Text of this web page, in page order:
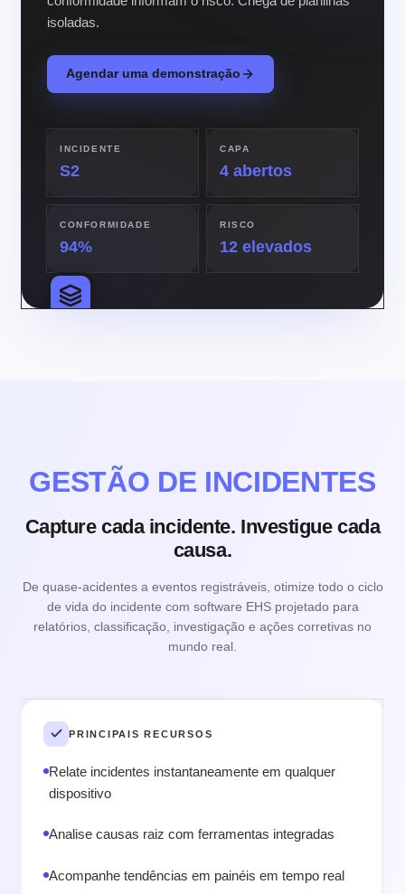
isoladas.
Agendar uma demonstração
INCIDENTE
S2
CAPA
4 abertos
CONFORMIDADE
94%
RISCO
12 elevados
GESTÃO DE INCIDENTES
Capture cada incidente. Investigue cada
causa.
De quase-acidentes a eventos registráveis, otimize todo o ciclo
de vida do incidente com software EHS projetado para
relatórios, classificação, investigação e ações corretivas no
mundo real.
PRINCIPAIS RECURSOS
Relate incidentes instantaneamente em qualquer
dispositivo
Analise causas raiz com ferramentas integradas
Acompanhe tendências em painéis em tempo real